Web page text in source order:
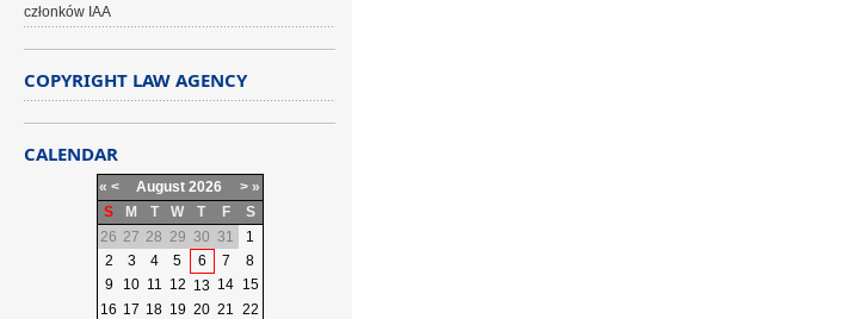
członków IAA
COPYRIGHT LAW AGENCY
CALENDAR
« < August 2026 > »
S
M T W T F
S
26 27 28 29 30 31
1
2
3 4 5 6 7
8
9
10 11 12 13 14 15
16 17 18 19 20 21 22